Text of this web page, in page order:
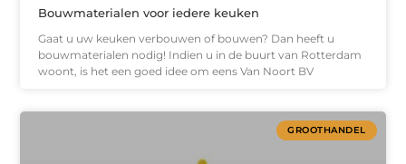
Bouwmaterialen voor iedere keuken
Gaat u uw keuken verbouwen of bouwen? Dan heeft u
bouwmaterialen nodig! Indien u in de buurt van Rotterdam
woont, is het een goed idee om eens Van Noort BV
GROOTHANDEL